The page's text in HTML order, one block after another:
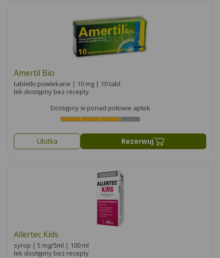
Amertil Bio
tabletki powlekane | 10 mg | 10 tabl.
lek dostępny bez recepty
Dostępny w ponad połowie aptek
Ulotka Rezerwuj
Allertec Kids
syrop | 5 mg/5ml | 100 ml
lek dostępny bez recepty